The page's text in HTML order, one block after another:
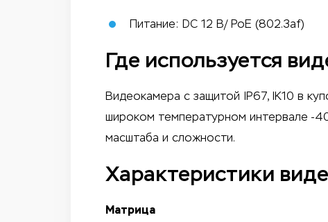
Питание: DC 12 В/ PoE (802.3af)
Где используется
Видеокамера с защитой IP67, IK10 в
широком температурном интервале -
масштаба и сложности.
Характеристики
Матрица